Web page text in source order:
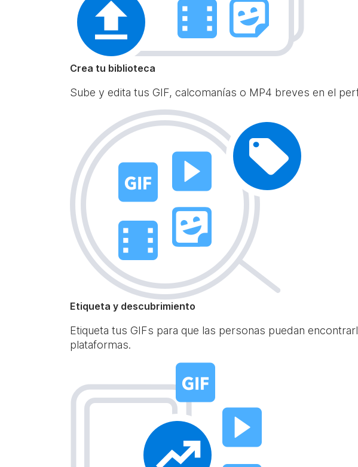
Crea tu biblioteca
Sube y edita tus GIF, calcomanías o MP4 breves en el
Etiqueta y descubrimiento
Etiqueta tus GIFs para que las personas puedan
plataformas.